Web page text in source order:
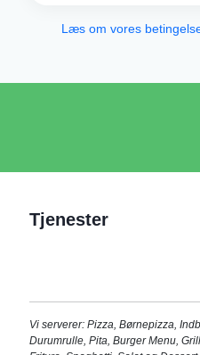
Læs om vores
Tjenester
Vi serverer: Pizza, Børnepizza,
Durumrulle, Pita, Burger Menu,